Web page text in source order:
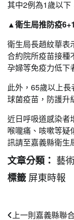
其中2例為1歲以
▲衛生局推防疫
衛生局長趙紋華表
合約院所疫苗接種
孕婦等免疫力低下
此外，65歲以上
球菌疫苗，防護升
近日呼吸道感染者
喉嚨痛、咳嗽等疑
訊請至嘉義縣衛生
文章分類： 藝
標籤 屏東時報
上一則嘉義縣聯